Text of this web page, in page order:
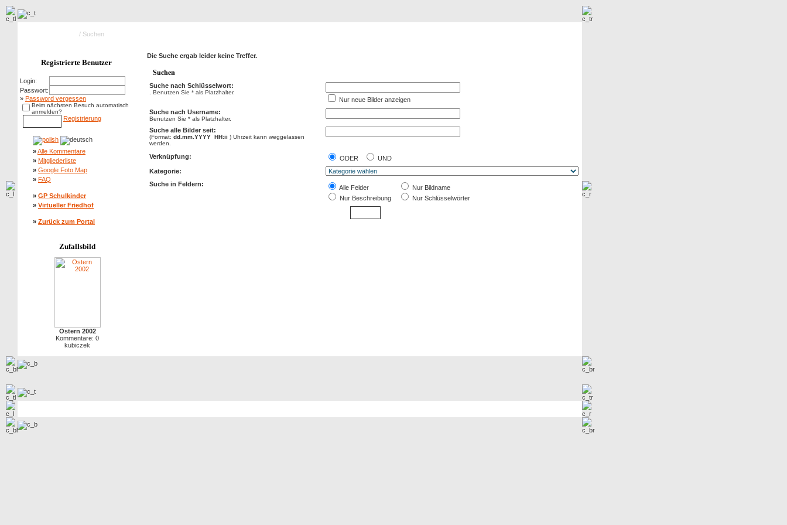
/ Suchen
Registrierte Benutzer
Login:
Passwort:
» Password vergessen
Beim nächsten Besuch automatisch
anmelden?
Registrierung
»Alle Kommentare
» Mitgliederliste
» Google Foto Map
» FAQ
» GP Schulkinder
» Virtueller Friedhof
» Zurück zum Portal
Zufallsbild
Ostern 2002
Kommentare: 0
kubiczek
Die Suche ergab leider keine Treffer.
Suchen
Suche nach Schlüsselwort:
. Benutzen Sie * als Platzhalter.
Nur neue Bilder anzeigen
Suche nach Username:
Benutzen Sie * als Platzhalter.
Suche alle Bilder seit:
(Format: dd.mm.YYYY HH:ii ) Uhrzeit kann weggelassen
werden.
Verknüpfung: ODER
UND
Kategorie:
Suche in Feldern:
Alle Felder
Nur Bildname
Nur Beschreibung
Nur Schlüsselwörter